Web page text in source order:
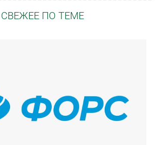
СВЕЖЕЕ ПО ТЕМЕ